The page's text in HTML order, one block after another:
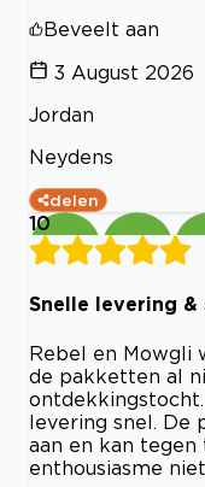
Beveelt aan
3 August 2026
Jordan
Neydens
delen
10
Snelle levering &
Rebel en Mowgli
de pakketten al
levering snel. De
aan en kan
enthousiasme